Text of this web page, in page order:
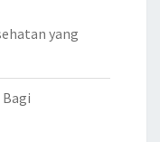
yang